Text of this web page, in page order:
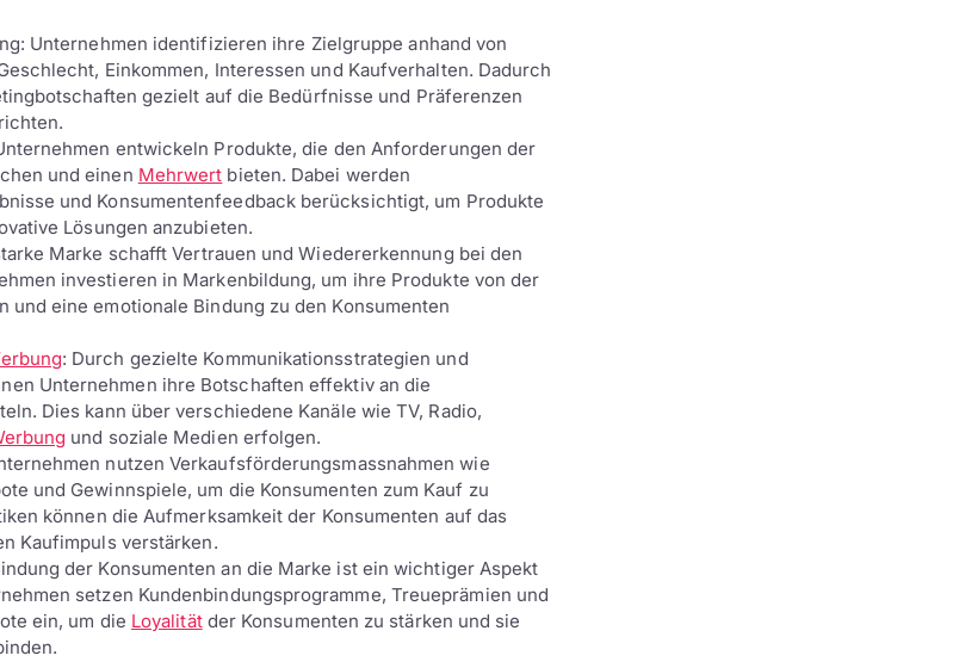
Unternehmen identifizieren ihre Zielgruppe anhand von
Einkommen, Interessen und Kaufverhalten. Dadurch
gezielt auf die Bedürfnisse und Präferenzen
entwickeln Produkte, die den Anforderungen der
und einen Mehrwert bieten. Dabei werden
und Konsumentenfeedback berücksichtigt, um Produkte
Lösungen anzubieten.
Marke schafft Vertrauen und Wiedererkennung bei den
investieren in Markenbildung, um ihre Produkte von der
und eine emotionale Bindung zu den Konsumenten
: Durch gezielte Kommunikationsstrategien und
Unternehmen ihre Botschaften effektiv an die
Dies kann über verschiedene Kanäle wie TV, Radio,
und soziale Medien erfolgen.
nutzen Verkaufsförderungsmassnahmen wie
und Gewinnspiele, um die Konsumenten zum Kauf zu
können die Aufmerksamkeit der Konsumenten auf das
Kaufimpuls verstärken.
der Konsumenten an die Marke ist ein wichtiger Aspekt
setzen Kundenbindungsprogramme, Treueprämien und
ein, um die Loyalitätder Konsumenten zu stärken und sie